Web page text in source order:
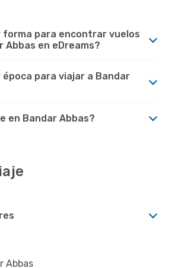
forma para encontrar vuelos
Abbas en eDreams?
época para viajar a Bandar
en Bandar Abbas?
Abbas